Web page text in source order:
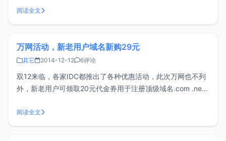
的入口，对于优质资源能够快速引入并呈现给用户，可将未收
录的网页批量提交给百度，保证网页资源的快速收录，为网站
阅读全文
万网活动，新老用户域名新购29元
其它 2014-12-12 6评论
双12来临，各家IDC都推出了各种优惠活动，此次万网也不列
外，新老用户可领取20元代金券用于注册顶级域名.com .net
充足，建议不要剁手了。往下看详细内容：活动说明： 活动时
间：2014年12月5日至2015年1月6日 适用产
阅读全文